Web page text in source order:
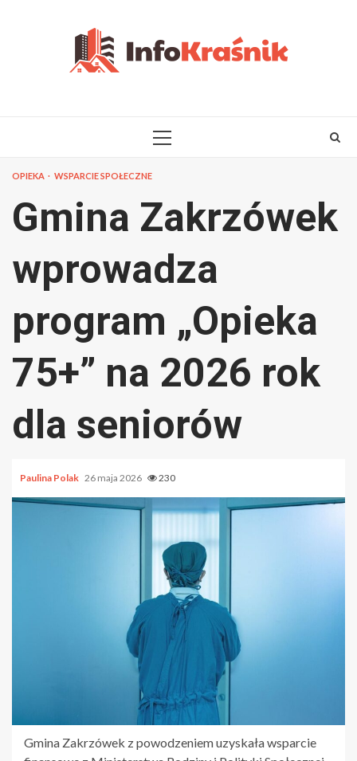
PRIMARY
OPIEKA WSPARCIE SPOŁECZNE
Gmina Zakrzówek
wprowadza
program „Opieka
75+” na 2026 rok
dla seniorów
Paulina Polak 26 maja 2026 230
Gmina Zakrzówek z powodzeniem uzyskała wsparcie